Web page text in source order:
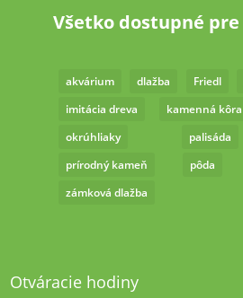
Všetko dostupné pre
akvárium dlažba Friedl
imitácia dreva
kamenná kôra
okrúhliaky
palisáda
prírodný kameň
pôda
zámková dlažba
Otváracie hodiny